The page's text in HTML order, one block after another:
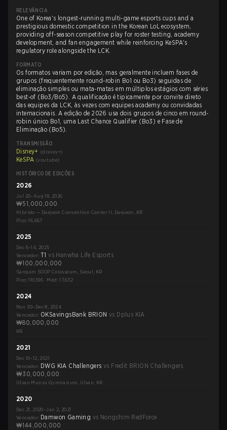
RELEVÂNCIA
One of Korea's longest-running multi-game esports cups and a
prestigious domestic competition in the Korean LoL ecosystem,
providing off-season competitive play for roster testing, academy
development, and fan engagement while reinforcing KeSPA's
regulatory role alongside the LCK.
FORMATO
Os formatos variam por edição, mas geralmente incluem fases de
grupos (frequentemente round-robin Bo1 ou Bo3) seguidas de
eliminação simples ou mata-matas em múltiplos estágios com séries
best-of (Bo3/Bo5). A qualificação é tipicamente por convite direto
das equipes da LCK, às vezes com equipes academy ou convidadas
internacionais. A edição de 2026 usa dois grupos de cinco em round-
robin único Bo1, uma Last Chance Qualifier (Bo3) e Fase de
Eliminação (Bo5).
TRANSMISSÃO
Disney+ (disney+)
KeSPA (youtube)
HISTÓRICO DE EDIÇÕES
2026
Jul 20–Aug 18, 2026
₩51,000,000
Híbrido — Daejeon Convention Center II, Daejeon, KR
Pico: 16,667
2025
Dec 6–14, 2025
Vencedor:T1 vs Hanwha Life Esports
₩100,000,000
Sangam SOOP Colosseum, Seoul, KR
Pico: 110,196 · Méd: 17,632
2024
Nov 30–Dec 8, 2024
Vencedor: OKSavingsBank BRION vs Dplus KIA
₩80,000,000
KR
2021
Dec 10–12, 2021
Vencedor: DWG KIA Challengers vs Fredit BRION Challengers
₩30,000,000
Ulsan Munsu Gymnasium, Ulsan, KR
2020
Dec 21, 2020–Jan 2, 2021
Vencedor: Damwon Gaming vs Nongshim RedForce
₩144,000,000